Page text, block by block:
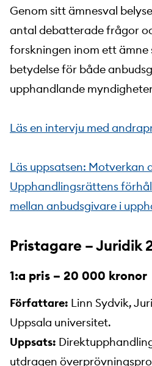
Genom sitt ämnesval
antal debatterade frågor
forskningen inom ett ämne
betydelse för både
upphandlande
Läs en intervju med
Läs uppsatsen: Motverkan
Upphandlingsrättens
mellan anbudsgivare i
Pristagare – Juridik
1:a pris – 20 000 kronor
Författare: Linn Sydvik,
Uppsala universitet.
Uppsats:
utdragen